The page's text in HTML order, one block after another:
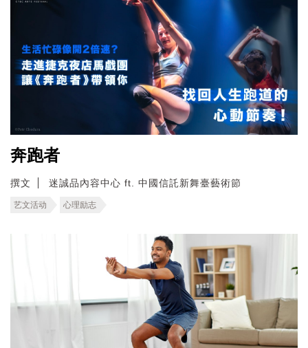
奔跑者
撰文 迷誠品內容中心 ft. 中國信託新舞臺藝術節
艺文活动 心理励志